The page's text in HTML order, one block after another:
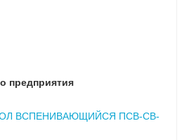
предприятия
ВСПЕНИВАЮЩИЙСЯ ПСВ-СВ-